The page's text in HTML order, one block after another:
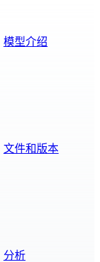
模型介绍
文件和版本
分析